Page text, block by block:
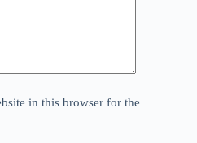
in this browser for the